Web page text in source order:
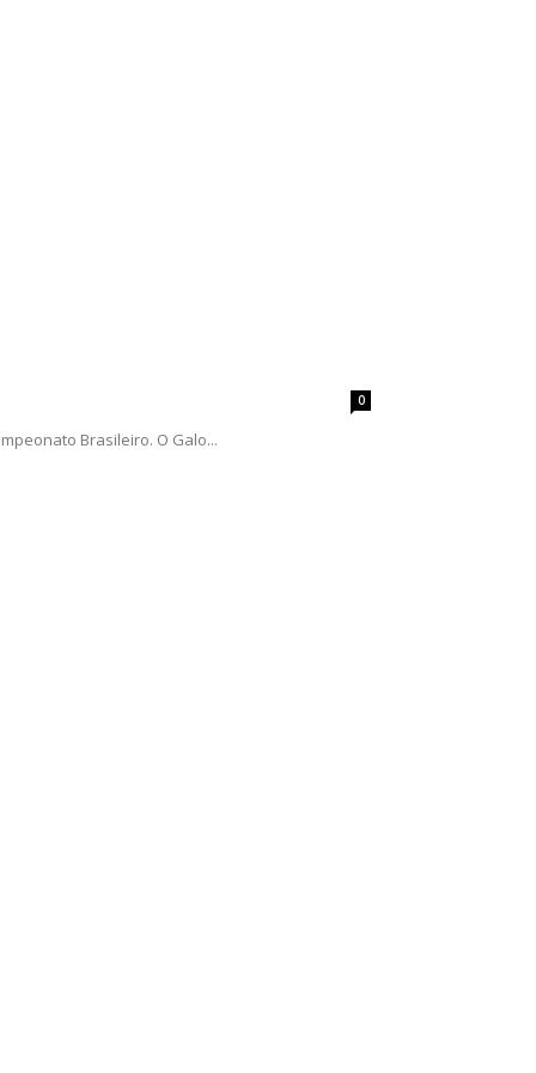
0
Brasileiro. O Galo...